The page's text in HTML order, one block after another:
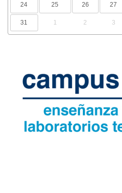
24 25 26 27
31 1 2 3